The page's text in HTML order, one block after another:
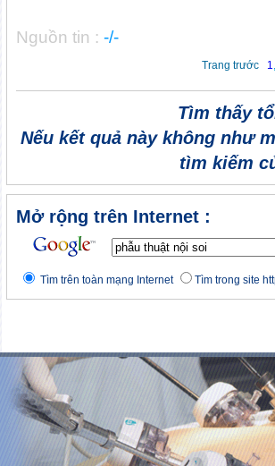
Nguồn tin : -/-
Trang trước 1,
Tìm thấy
Nếu kết quả này không như
tìm kiếm
Mở rộng trên Internet :
Tìm trên toàn mạng Internet Tìm trong site